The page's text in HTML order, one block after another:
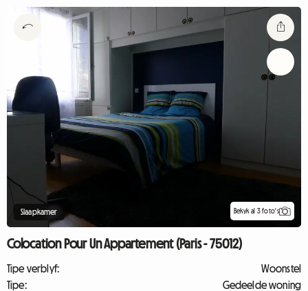
Slaapkamer Bekyk al 3 foto's
Colocation Pour Un Appartement (Paris - 75012)
Tipe verblyf:
Woonstel
Tipe:
Gedeelde woning